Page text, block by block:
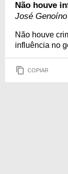
Não houve
José Genoíno
Não houve
influência no
COPIAR